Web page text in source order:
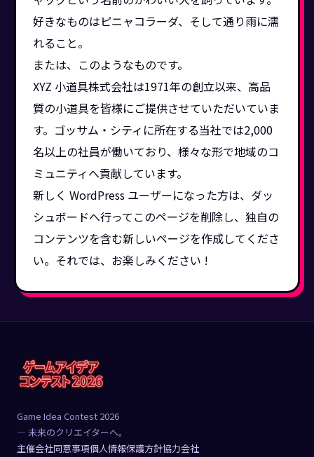
好きなものはピニャコラーダ、そして通り雨に濡
れること。
または、このようなものです。
XYZ 小道具株式会社は1971年の創立以来、高品
質の小道具を皆様にご提供させていただいていま
す。ゴッサム・シティに所在する当社では2,000
名以上の社員が働いており、様々な形で地域のコ
ミュニティへ貢献しています。
新しく WordPress ユーザーになった方は、 ダッ
シュボードへ行ってこのページを削除し、独自の
コンテンツを含む新しいページを作成してくださ
い。それでは、お楽しみください !
Game Idea Contest 2026
— 未来のクリエイターへ。
主催会社同意事項個人情報保護方針協力会社